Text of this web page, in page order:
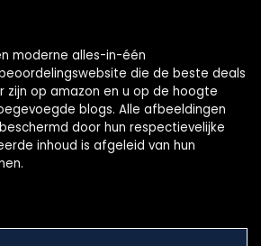
moderne alles-in-één
die de beste deals
zijn op amazon en u op de hoogte
blogs. Alle afbeeldingen
door hun respectievelijke
inhoud is afgeleid van hun